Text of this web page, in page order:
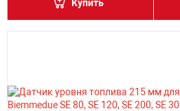
Купить